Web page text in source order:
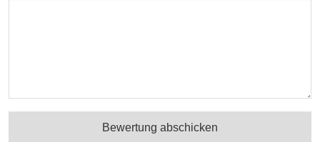
Bewertung abschicken